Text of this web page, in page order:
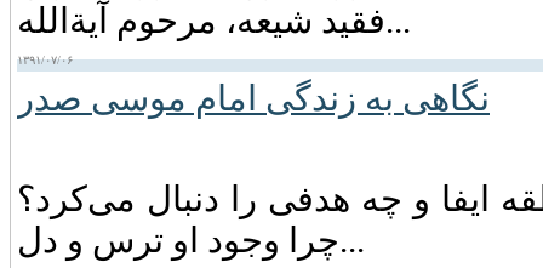
فقید شیعه‏، مرحوم آیةالله...
۱۳۹۱/۰۷/۰۶
نگاهی به زندگی امام موسی صدر
و چه‌ هدفی‌ را دنبال‌ می‌کرد؟
چرا وجود او ترس‌ و دل...